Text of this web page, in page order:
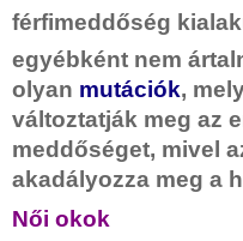
férfimeddőség
egyébként nem
olyan mutációk,
változtatják meg az
meddőséget, mivel
akadályozza meg a
Női okok